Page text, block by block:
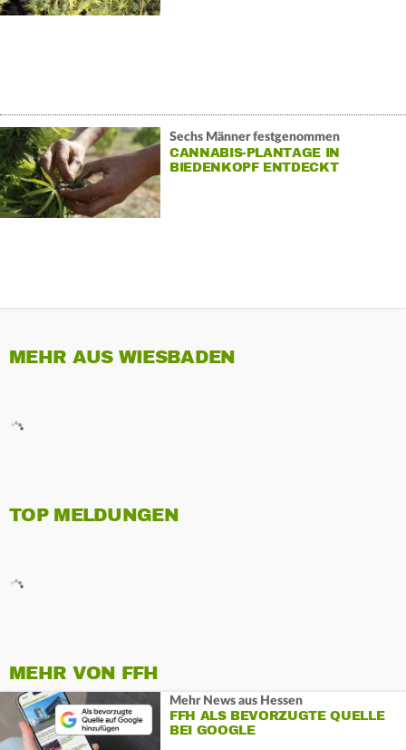
Sechs Männer festgenommen
CANNABIS-PLANTAGE IN
BIEDENKOPF ENTDECKT
MEHR AUS WIESBADEN
TOP MELDUNGEN
MEHR VON FFH
Mehr News aus Hessen
FFH ALS BEVORZUGTE QUELLE
BEI GOOGLE